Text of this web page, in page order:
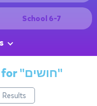
School 6-7
for "חושים"